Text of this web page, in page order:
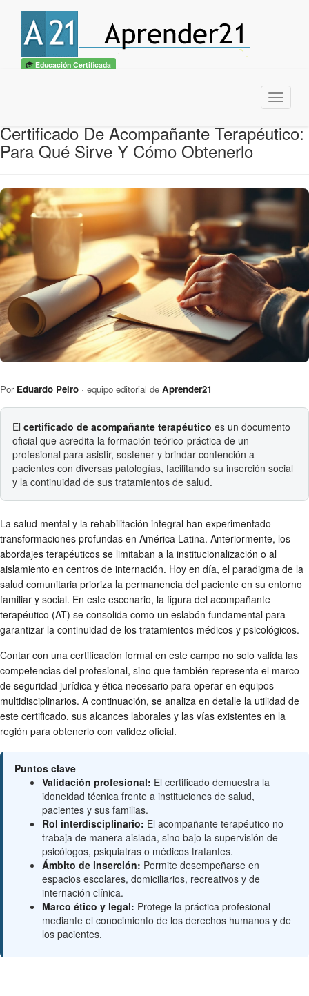
Educación Certificada
Menu
Certificado De Acompañante Terapéutico:
Para Qué Sirve Y Cómo Obtenerlo
Por Eduardo Peiro · equipo editorial de Aprender21
El certificado de acompañante terapéutico es un documento
oficial que acredita la formación teórico-práctica de un
profesional para asistir, sostener y brindar contención a
pacientes con diversas patologías, facilitando su inserción social
y la continuidad de sus tratamientos de salud.
La salud mental y la rehabilitación integral han experimentado
transformaciones profundas en América Latina. Anteriormente, los
abordajes terapéuticos se limitaban a la institucionalización o al
aislamiento en centros de internación. Hoy en día, el paradigma de la
salud comunitaria prioriza la permanencia del paciente en su entorno
familiar y social. En este escenario, la figura del acompañante
terapéutico (AT) se consolida como un eslabón fundamental para
garantizar la continuidad de los tratamientos médicos y psicológicos.
Contar con una certificación formal en este campo no solo valida las
competencias del profesional, sino que también representa el marco
de seguridad jurídica y ética necesario para operar en equipos
multidisciplinarios. A continuación, se analiza en detalle la utilidad de
este certificado, sus alcances laborales y las vías existentes en la
región para obtenerlo con validez oficial.
Puntos clave
Validación profesional: El certificado demuestra la
idoneidad técnica frente a instituciones de salud,
pacientes y sus familias.
Rol interdisciplinario: El acompañante terapéutico no
trabaja de manera aislada, sino bajo la supervisión de
psicólogos, psiquiatras o médicos tratantes.
Ámbito de inserción: Permite desempeñarse en
espacios escolares, domiciliarios, recreativos y de
internación clínica.
Marco ético y legal: Protege la práctica profesional
mediante el conocimiento de los derechos humanos y de
los pacientes.